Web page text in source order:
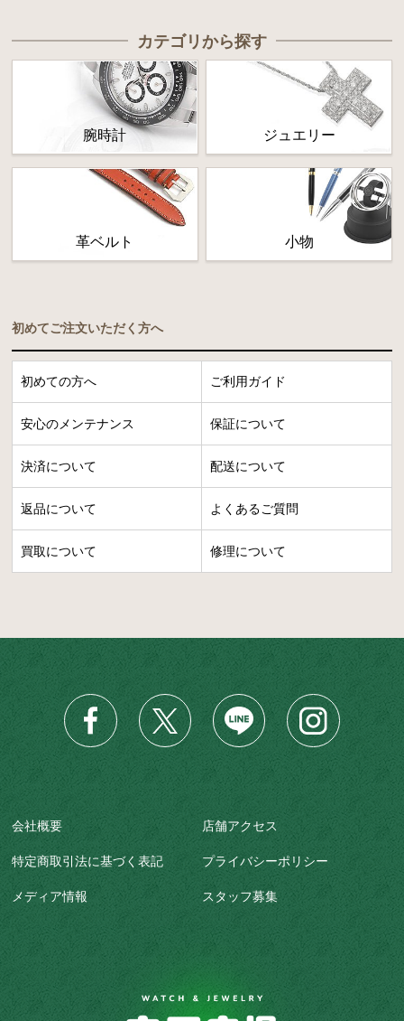
カテゴリから探す
腕時計 ジュエリー
革ベルト 小物
初めてご注文いただく方へ
初めての方へ ご利用ガイド
安心のメンテナンス 保証について
決済について 配送について
返品について よくあるご質問
買取について 修理について
会社概要 店舗アクセス
特定商取引法に基づく表記 プライバシーポリシー
メディア情報 スタッフ募集